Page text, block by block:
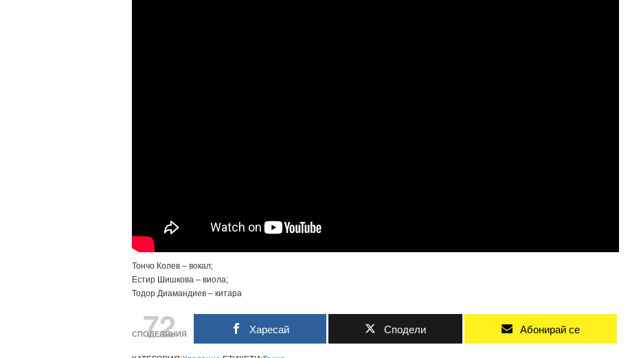
Тончо Колев – вокал;
Естир Шишкова – виола;
Тодор Диамандиев – китара
72
СПОДЕЛЯНИЯ Харесай Сподели Абонирай се